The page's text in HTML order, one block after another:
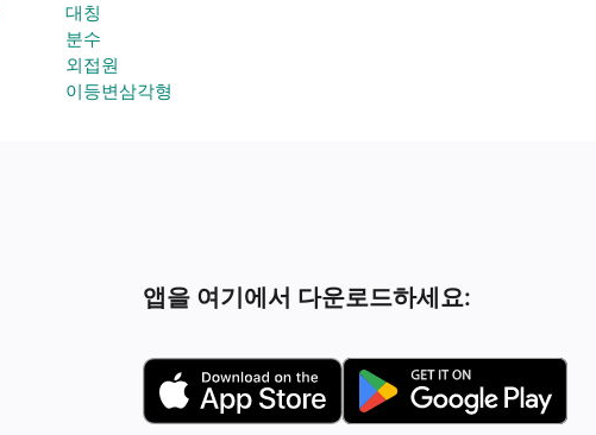
대칭
분수
외접원
이등변삼각형
앱을 여기에서 다운로드하세요: